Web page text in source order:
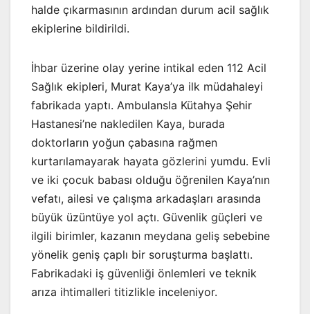
halde çıkarmasının ardından durum acil sağlık
ekiplerine bildirildi.
İhbar üzerine olay yerine intikal eden 112 Acil
Sağlık ekipleri, Murat Kaya’ya ilk müdahaleyi
fabrikada yaptı. Ambulansla Kütahya Şehir
Hastanesi’ne nakledilen Kaya, burada
doktorların yoğun çabasına rağmen
kurtarılamayarak hayata gözlerini yumdu. Evli
ve iki çocuk babası olduğu öğrenilen Kaya’nın
vefatı, ailesi ve çalışma arkadaşları arasında
büyük üzüntüye yol açtı. Güvenlik güçleri ve
ilgili birimler, kazanın meydana geliş sebebine
yönelik geniş çaplı bir soruşturma başlattı.
Fabrikadaki iş güvenliği önlemleri ve teknik
arıza ihtimalleri titizlikle inceleniyor.